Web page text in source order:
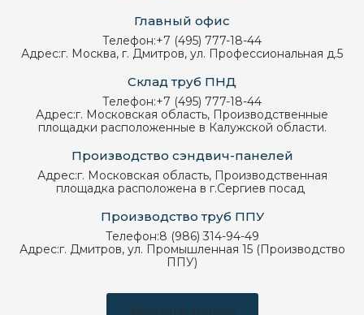
Главный офис
Телефон:+7 (495) 777-18-44
Адрес:г. Москва, г. Дмитров, ул. Профессиональная д.5
Склад труб ПНД
Телефон:+7 (495) 777-18-44
Адрес:г. Московская область, Производственные
площадки расположенные в Калужской области.
Производство сэндвич-панелей
Адрес:г. Московская область, Производственная
площадка расположена в г.Сергиев посад
Производство труб ППУ
Телефон:8 (986) 314-94-49
Адрес:г. Дмитров, ул. Промышленная 15 (Производство
ППУ)
Заказать звонок